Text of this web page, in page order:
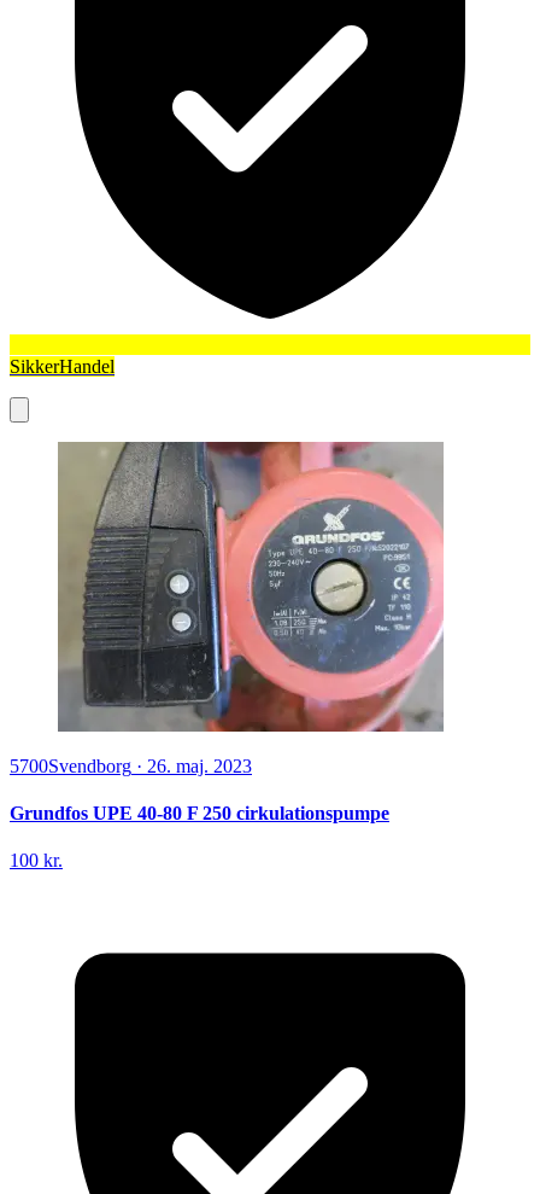
SikkerHandel
5700Svendborg · 26. maj. 2023
Grundfos UPE 40-80 F 250 cirkulationspumpe
100 kr.